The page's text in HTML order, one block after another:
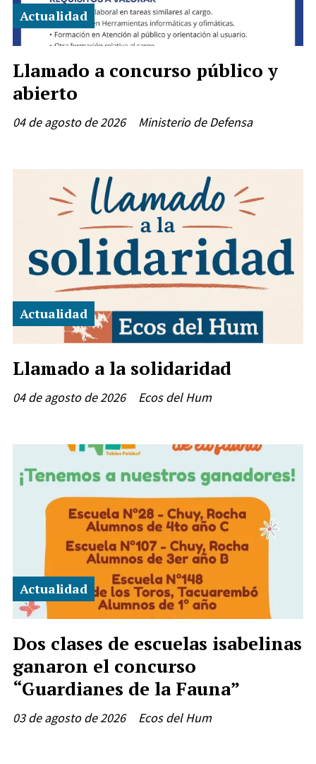
Llamado a concurso público y
abierto
Ministerio de Defensa
Actualidad
04 de agosto de 2026
Llamado a la solidaridad
Ecos del Hum
Actualidad
04 de agosto de 2026
Dos clases de escuelas isabelinas
ganaron el concurso
“Guardianes de la Fauna”
Ecos del Hum
Actualidad
03 de agosto de 2026